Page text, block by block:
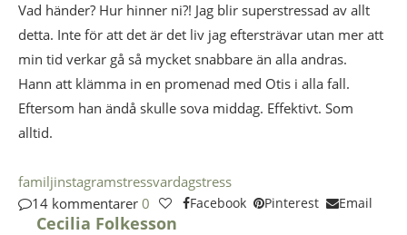
Vad händer? Hur hinner ni?! Jag blir superstressad av allt
detta. Inte för att det är det liv jag eftersträvar utan mer att
min tid verkar gå så mycket snabbare än alla andras.
Hann att klämma in en promenad med Otis i alla fall.
Eftersom han ändå skulle sova middag. Effektivt. Som
alltid.
familjinstagramstressvardagstress
14 kommentarer 0 Facebook Pinterest Email
Cecilia Folkesson